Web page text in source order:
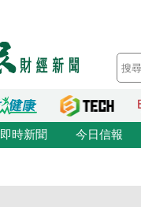
即時新聞 今日信報